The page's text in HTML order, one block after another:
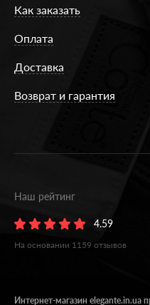
Как заказать
Оплата
Доставка
Возврат и гарантия
Наш рейтинг
4.59
На основании 1159 отзывов
Интернет-магазин elegante.in.ua